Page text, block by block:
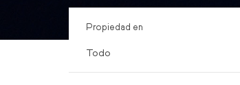
Propiedad en
Todo